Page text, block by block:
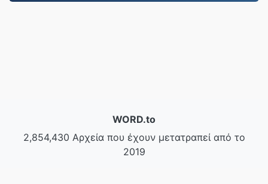
WORD.to
2,854,430 Αρχεία που έχουν μετατραπεί από το
2019